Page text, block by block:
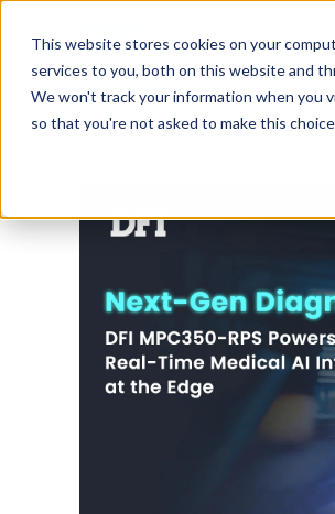
This website stores cookies on your
services to you, both on this website and
We won't track your information when you
so that you're not asked to make this
Tech in
創新焦點